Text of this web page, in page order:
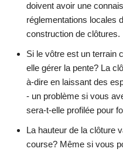
doivent avoir une
réglementations locales
construction de clôtures.
Si le vôtre est un terrain
elle gérer la pente? La
à-dire en laissant des
- un problème si vous
sera-t-elle profilée pour
La hauteur de la clôture
course? Même si vous